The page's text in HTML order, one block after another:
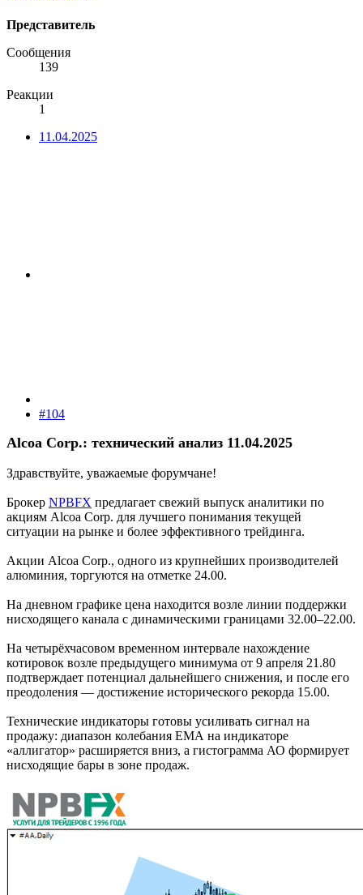
Представитель
Сообщения
139
Реакции
1
11.04.2025
#104
Alcoa Corp.: технический анализ 11.04.2025
Здравствуйте, уважаемые форумчане!
Брокер NPBFX предлагает свежий выпуск аналитики по
акциям Alcoa Corp. для лучшего понимания текущей
ситуации на рынке и более эффективного трейдинга.
Акции Alcoa Corp., одного из крупнейших производителей
алюминия, торгуются на отметке 24.00.
На дневном графике цена находится возле линии поддержки
нисходящего канала с динамическими границами 32.00–22.00.
На четырёхчасовом временном интервале нахождение
котировок возле предыдущего минимума от 9 апреля 21.80
подтверждает потенциал дальнейшего снижения, и после его
преодоления — достижение исторического рекорда 15.00.
Технические индикаторы готовы усиливать сигнал на
продажу: диапазон колебания ЕМА на индикаторе
«аллигатор» расширяется вниз, а гистограмма АО формирует
нисходящие бары в зоне продаж.